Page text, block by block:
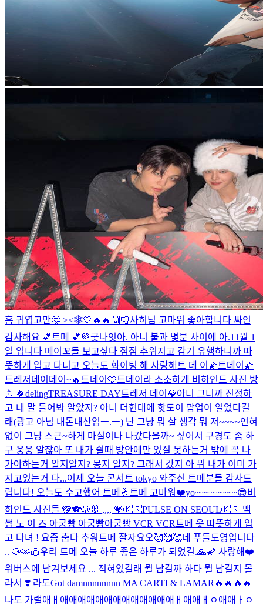
흠 귀엽고만🤔 ><🕸️🤍 🔥🔥 🙌🏻사히님 고마워 좋아합니다 싸인
감사해요 💕 트메 💕💚굿나잇아. 아니 불과 몇분 사이에 아.11월 1
일 입니다 메이꼬들 보고싶다 점점 추워지고 감기 유행하니까 따
뜻하게 입고 다니고 오늘도 화이팅 해 사랑해 트 데 이 🌠트데이🌠
트레저데이데이~🔥 트데이🩵트데이라 소소하게 비하인드 사진 방
출 🍀delingTREASURE DAY트레저 데이💎아니 그니까 진정하
고 내 말 들어봐 알았지? 아니 더현대에 핫토이 팝업이 열었다길
래(광고 아님 내돈내산임ㅡ.ㅡ) 난 그냥 뭐 살 생각 뭐 저~~~~언혀
없이 그냥 스근~하게 마실이나 나갔다올까~ 싶어서 구경도 좀 하
구 웅웅 알잖아 또 내가 쉴때 방안에만 있질 못하는거 밖에 꼭 나
가야하는거 알지알지? 몽지 알지? 그래서 갔지 아 뭐 내가 이미 가
지고있는거 다...어제 오늘 콘서트 tokyo 와주신 트메분들 감사드
립니다! 오늘도 수고했어 트메🤞 트메 고마워❤️yo~~~~~~~~😎비
하인드 사진들 🙈🐨🐶🐰 ,,,, 💗🇰🇷PULSE ON SEOUL🇰🇷 맥
썸 노 이 즈 아궁빵 아궁빵아궁빵 VCR VCR 트메 옷 따뜻하게 입
고 다녀 ! 요즘 춥다 추워 트메 잘자요오🥰🥰🥰네 푸들도영입니다
.. 🐶🫶🏼우리 트메 오늘 하루 좋은 하루가 되었길.🙏🌠 사랑해❤️
위버스에 남겨보세요 ... 적혀있길래 뭘 남길까 하다 뭘 남길지 몰
라서 ❣️ 라도Got damnnnnnnnn MA CARTI & LAMAR🔥🔥🔥🔥
나도 가랠애ㅐ애애애애애애애애애애애애애ㅐ애애ㅐㅇ애애ㅏㅇ